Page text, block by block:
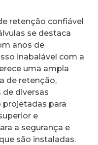
retenção confiável
se destaca
anos de
inabalável com a
uma ampla
de retenção,
de diversas
projetadas para
e
a segurança e
são instaladas.